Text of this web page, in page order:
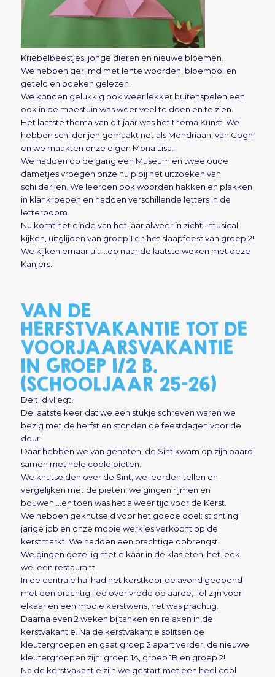
Kriebelbeestjes, jonge dieren en nieuwe bloemen.
We hebben gerijmd met lente woorden, bloembollen
geteld en boeken gelezen.
We konden gelukkig ook weer lekker buitenspelen een
ook in de moestuin was weer veel te doen en te zien.
Het laatste thema van dit jaar was het thema Kunst. We
hebben schilderijen gemaakt net als Mondriaan, van Gogh
en we maakten onze eigen Mona Lisa.
We hadden op de gang een Museum en twee oude
dametjes vroegen onze hulp bij het uitzoeken van
schilderijen. We leerden ook woorden hakken en plakken
in klankroepen en hadden verschillende letters in de
letterboom.
Nu komt het einde van het jaar alweer in zicht…musical
kijken, uitglijden van groep 1 en het slaapfeest van groep 2!
We kijken ernaar uit….op naar de laatste weken met deze
Kanjers.
VAN DE
HERFSTVAKANTIE TOT DE
VOORJAARSVAKANTIE
IN GROEP 1/2 B.
(SCHOOLJAAR 25-26)
De tijd vliegt!
De laatste keer dat we een stukje schreven waren we
bezig met de herfst en stonden de feestdagen voor de
deur!
Daar hebben we van genoten, de Sint kwam op zijn paard
samen met hele coole pieten.
We knutselden over de Sint, we leerden tellen en
vergelijken met de pieten, we gingen rijmen en
bouwen….en toen was het alweer tijd voor de Kerst.
We hebben geknutseld voor het goede doel: stichting
jarige job en onze mooie werkjes verkocht op de
kerstmarkt. We hadden een prachtige opbrengst!
We gingen gezellig met elkaar in de klas eten, het leek
wel een restaurant.
In de centrale hal had het kerstkoor de avond geopend
met een prachtig lied over vrede op aarde, lief zijn voor
elkaar en een mooie kerstwens, het was prachtig.
Daarna even 2 weken bijtanken en relaxen in de
kerstvakantie. Na de kerstvakantie splitsen de
kleutergroepen en gaat groep 2 apart verder, de nieuwe
kleutergroepen zijn: groep 1A, groep 1B en groep 2!
Na de kerstvakantie zijn we gestart met een heel cool